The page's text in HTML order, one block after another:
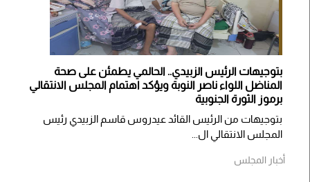
بتوجيهات الرئيس الزبيدي.. الحالمي يطمئن على صحة
المناضل اللواء ناصر النوبة ويؤكد اهتمام المجلس الانتقالي
برموز الثورة الجنوبية
بتوجيهات من الرئيس القائد عيدروس قاسم الزبيدي رئيس
المجلس الانتقالي ال...
أخبار المجلس